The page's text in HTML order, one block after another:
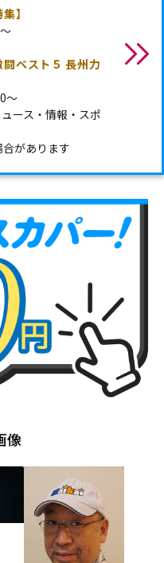
】
ベスト５ 長州力
～
ース・情報・スポ
があります
像